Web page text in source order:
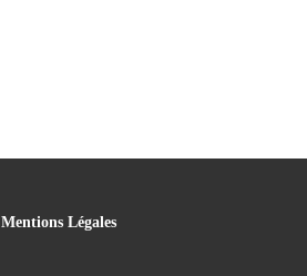
Mentions Légales